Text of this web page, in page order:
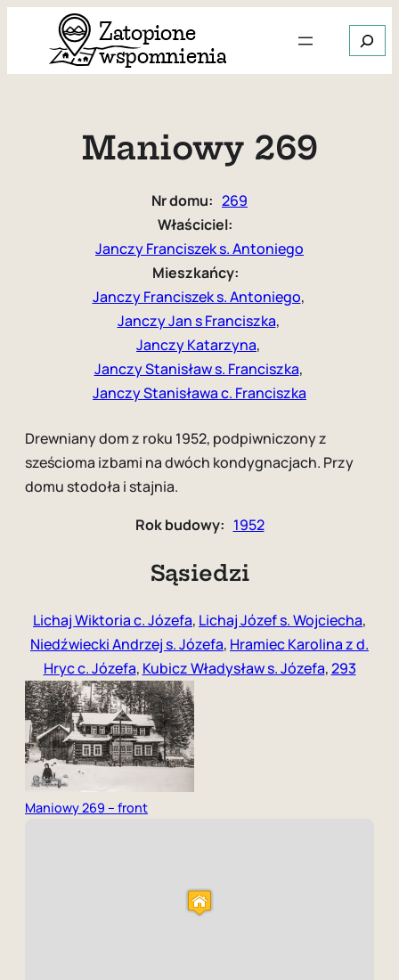
Szukaj
Maniowy 269
Nr domu: 269
Właściciel:
Janczy Franciszek s. Antoniego
Mieszkańcy:
Janczy Franciszek s. Antoniego,
Janczy Jan s Franciszka,
Janczy Katarzyna,
Janczy Stanisław s. Franciszka,
Janczy Stanisława c. Franciszka
Drewniany dom z roku 1952, podpiwniczony z
sześcioma izbami na dwóch kondygnacjach. Przy
domu stodoła i stajnia.
Rok budowy: 1952
Sąsiedzi
Lichaj Wiktoria c. Józefa, Lichaj Józef s. Wojciecha,
Niedźwiecki Andrzej s. Józefa, Hramiec Karolina z d.
Hryc c. Józefa, Kubicz Władysław s. Józefa,293
Maniowy 269 – front